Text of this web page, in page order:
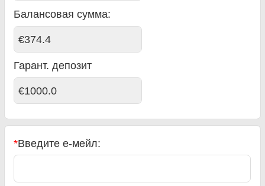
Балансовая сумма:
€374.4
Гарант. депозит
€1000.0
*Введите е-мейл: